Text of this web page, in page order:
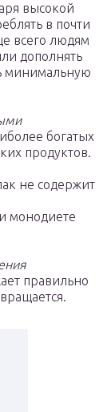
высокой
в почти
всего людям
дополнять
минимальную
богатых
продуктов.
не содержит
монодиете
правильно